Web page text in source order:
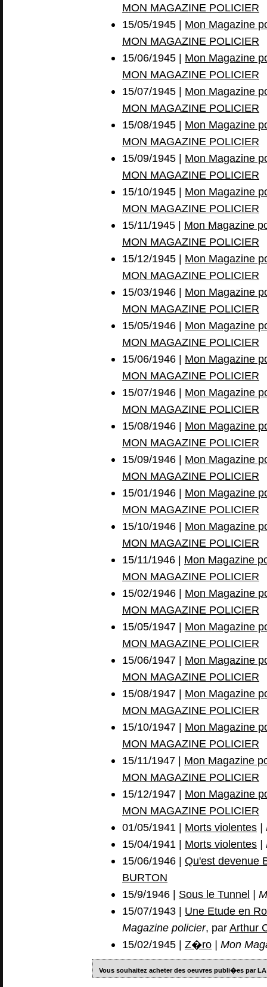
MON MAGAZINE POLICIER
15/05/1945 | Mon Magazine
MON MAGAZINE POLICIER
15/06/1945 | Mon Magazine
MON MAGAZINE POLICIER
15/07/1945 | Mon Magazine
MON MAGAZINE POLICIER
15/08/1945 | Mon Magazine
MON MAGAZINE POLICIER
15/09/1945 | Mon Magazine
MON MAGAZINE POLICIER
15/10/1945 | Mon Magazine
MON MAGAZINE POLICIER
15/11/1945 | Mon Magazine
MON MAGAZINE POLICIER
15/12/1945 | Mon Magazine
MON MAGAZINE POLICIER
15/03/1946 | Mon Magazine
MON MAGAZINE POLICIER
15/05/1946 | Mon Magazine
MON MAGAZINE POLICIER
15/06/1946 | Mon Magazine
MON MAGAZINE POLICIER
15/07/1946 | Mon Magazine
MON MAGAZINE POLICIER
15/08/1946 | Mon Magazine
MON MAGAZINE POLICIER
15/09/1946 | Mon Magazine
MON MAGAZINE POLICIER
15/01/1946 | Mon Magazine
MON MAGAZINE POLICIER
15/10/1946 | Mon Magazine
MON MAGAZINE POLICIER
15/11/1946 | Mon Magazine
MON MAGAZINE POLICIER
15/02/1946 | Mon Magazine
MON MAGAZINE POLICIER
15/05/1947 | Mon Magazine
MON MAGAZINE POLICIER
15/06/1947 | Mon Magazine
MON MAGAZINE POLICIER
15/08/1947 | Mon Magazine
MON MAGAZINE POLICIER
15/10/1947 | Mon Magazine
MON MAGAZINE POLICIER
15/11/1947 | Mon Magazine
MON MAGAZINE POLICIER
15/12/1947 | Mon Magazine
MON MAGAZINE POLICIER
01/05/1941 | Morts violentes |
15/04/1941 | Morts violentes |
15/06/1946 | Qu'est devenue
BURTON
15/9/1946 | Sous le Tunnel |
15/07/1943 | Une Etude en
Magazine policier, parArthur
15/02/1945 | Z�ro | Mon
Vous souhaitez acheter des oeuvres publi�es par LA